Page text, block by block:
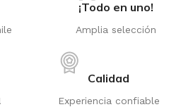
¡Todo en uno!
Amplia selección
Calidad
Experiencia confiable